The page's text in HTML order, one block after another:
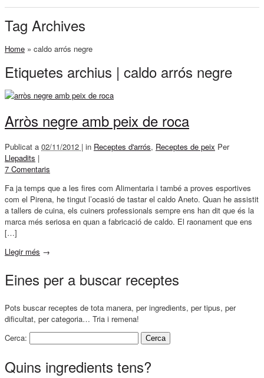
Tag Archives
Home » caldo arrós negre
Etiquetes archius | caldo arrós negre
Arròs negre amb peix de roca
Publicat a 02/11/2012 | in Receptes d'arrós, Receptes de peix Per
Llepadits |
7 Comentaris
Fa ja temps que a les fires com Alimentaria i també a proves esportives
com el Pirena, he tingut l’ocasió de tastar el caldo Aneto. Quan he assistit
a tallers de cuina, els cuiners professionals sempre ens han dit que és la
marca més seriosa en quan a fabricació de caldo. El raonament que ens
[…]
Llegir més →
Eines per a buscar receptes
Pots buscar receptes de tota manera, per ingredients, per tipus, per
dificultat, per categoria… Tria i remena!
Cerca:
Quins ingredients tens?